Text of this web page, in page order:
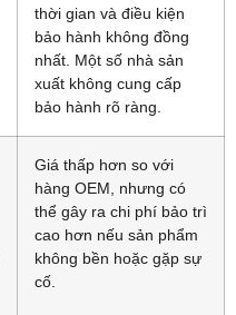
thời gian và điều kiện
bảo hành không đồng
nhất. Một số nhà sản
xuất không cung cấp
bảo hành rõ ràng.
Giá thấp hơn so với
hàng OEM, nhưng có
thể gây ra chi phí bảo trì
cao hơn nếu sản phẩm
không bền hoặc gặp sự
cố.